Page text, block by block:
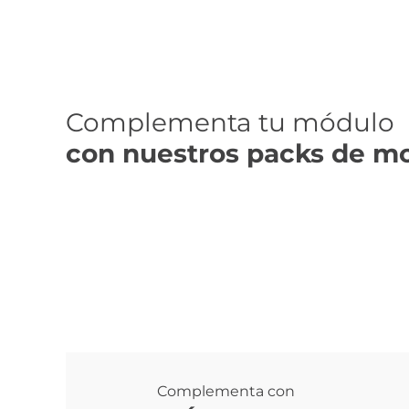
Complementa tu módulo
con nuestros packs de
Complementa con